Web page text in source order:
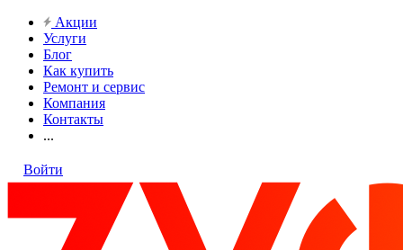
Акции
Услуги
Блог
Как купить
Ремонт и сервис
Компания
Контакты
...
Войти